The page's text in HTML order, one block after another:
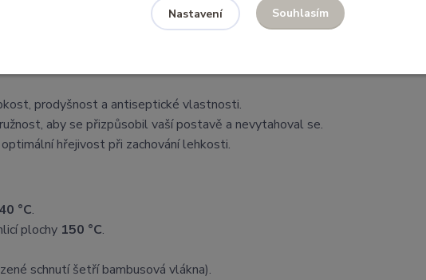
úplet.
prodyšnost a antiseptické vlastnosti.
aby se přizpůsobil vaší postavě a nevytahoval se.
hřejivost při zachování lehkosti.
40 °C.
plochy 150 °C.
schnutí šetří bambusová vlákna).
Nastavení Souhlasím